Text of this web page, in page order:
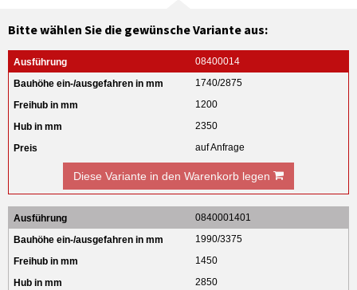
Bitte wählen Sie die gewünsche Variante aus:
08400014
1740/2875
1200
2350
auf Anfrage
Diese Variante in den Warenkorb legen
0840001401
1990/3375
1450
2850